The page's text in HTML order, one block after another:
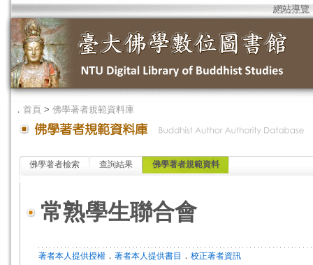
網站導覽
． 首頁 > 佛學著者規範資料庫
佛學著者檢索 查詢結果 佛學著者規範資料
常熟學生聯合會
著者本人提供授權 ． 著者本人提供書目 ． 校正著者資訊